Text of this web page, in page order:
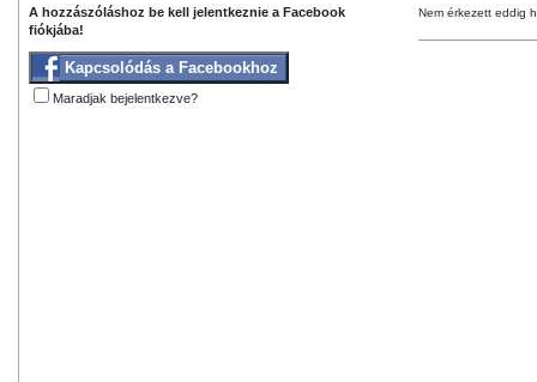
A hozzászóláshoz be kell jelentkeznie a Facebook
fiókjába!
Kapcsolódás a Facebookhoz
Maradjak bejelentkezve?
Nem érkezett eddig